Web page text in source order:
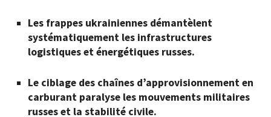
Les frappes ukrainiennes démantèlent
systématiquement les infrastructures
logistiques et énergétiques russes.
Le ciblage des chaînes d’approvisionnement en
carburant paralyse les mouvements militaires
russes et la stabilité civile.